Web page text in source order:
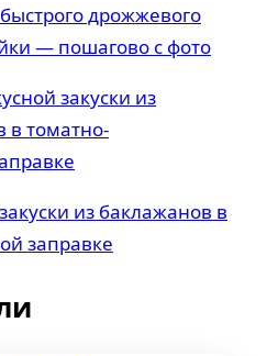
дрожжевого
— пошагово с фото
из баклажанов в
заправке